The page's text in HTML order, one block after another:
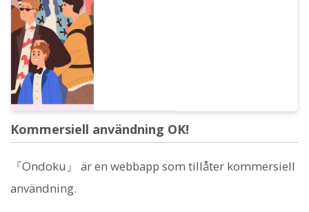
Kommersiell användning OK!
『Ondoku』 är en webbapp som tillåter kommersiell
användning.